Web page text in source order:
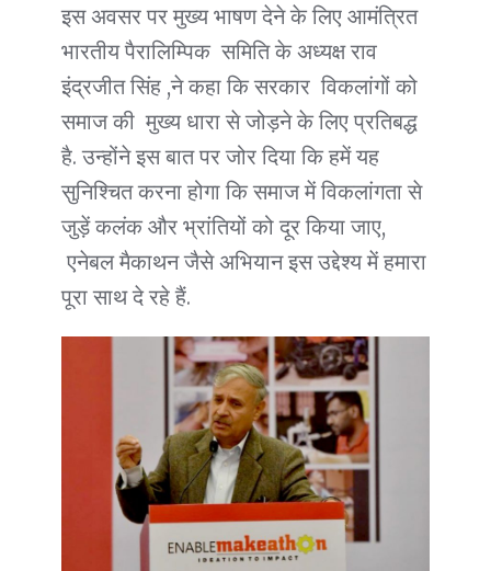
इस अवसर पर मुख्य भाषण देने के लिए आमंत्रित
भारतीय पैरालिम्पिक समिति के अध्यक्ष राव
इंद्रजीत सिंह ,ने कहा कि सरकार विकलांगों को
समाज की मुख्य धारा से जोड़ने के लिए प्रतिबद्ध
है. उन्होंने इस बात पर जोर दिया कि हमें यह
सुनिश्चित करना होगा कि समाज में विकलांगता से
जुड़ें कलंक और भ्रांतियों को दूर किया जाए,
एनेबल मैकाथन जैसे अभियान इस उद्देश्य में हमारा
पूरा साथ दे रहे हैं.